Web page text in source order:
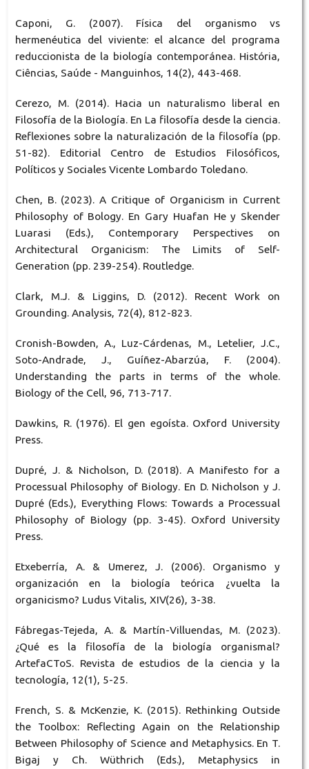
Caponi, G. (2007). Física del organismo vs
hermenéutica del viviente: el alcance del programa
reduccionista de la biología contemporánea. História,
Ciências, Saúde - Manguinhos, 14(2), 443-468.
Cerezo, M. (2014). Hacia un naturalismo liberal en
Filosofía de la Biología. En La filosofía desde la ciencia.
Reflexiones sobre la naturalización de la filosofía (pp.
51-82). Editorial Centro de Estudios Filosóficos,
Políticos y Sociales Vicente Lombardo Toledano.
Chen, B. (2023). A Critique of Organicism in Current
Philosophy of Bology. En Gary Huafan He y Skender
Luarasi (Eds.), Contemporary Perspectives on
Architectural Organicism: The Limits of Self-
Generation (pp. 239-254). Routledge.
Clark, M.J. & Liggins, D. (2012). Recent Work on
Grounding. Analysis, 72(4), 812-823.
Cronish-Bowden, A., Luz-Cárdenas, M., Letelier, J.C.,
Soto-Andrade, J., Guíñez-Abarzúa, F. (2004).
Understanding the parts in terms of the whole.
Biology of the Cell, 96, 713-717.
Dawkins, R. (1976). El gen egoísta. Oxford University
Press.
Dupré, J. & Nicholson, D. (2018). A Manifesto for a
Processual Philosophy of Biology. En D. Nicholson y J.
Dupré (Eds.), Everything Flows: Towards a Processual
Philosophy of Biology (pp. 3-45). Oxford University
Press.
Etxeberría, A. & Umerez, J. (2006). Organismo y
organización en la biología teórica ¿vuelta la
organicismo? Ludus Vitalis, XIV(26), 3-38.
Fábregas-Tejeda, A. & Martín-Villuendas, M. (2023).
¿Qué es la filosofía de la biología organismal?
ArtefaCToS. Revista de estudios de la ciencia y la
tecnología, 12(1), 5-25.
French, S. & McKenzie, K. (2015). Rethinking Outside
the Toolbox: Reflecting Again on the Relationship
Between Philosophy of Science and Metaphysics. En T.
Bigaj y Ch. Wüthrich (Eds.), Metaphysics in